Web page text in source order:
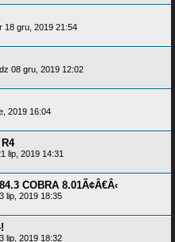
18 gru, 2019 21:54
08 gru, 2019 12:02
2019 16:04
lip, 2019 14:31
COBRA 8.01Ã¢Â€Â‹
lip, 2019 18:35
lip, 2019 18:32